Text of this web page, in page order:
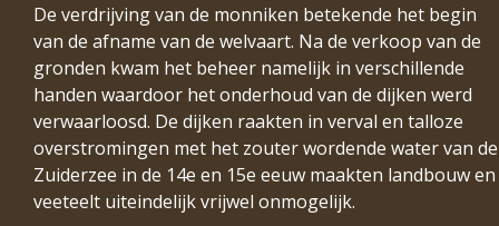
De verdrijving van de monniken betekende het begin
van de afname van de welvaart. Na de verkoop van de
gronden kwam het beheer namelijk in verschillende
handen waardoor het onderhoud van de dijken werd
verwaarloosd. De dijken raakten in verval en talloze
overstromingen met het zouter wordende water van de
Zuiderzee in de 14e en 15e eeuw maakten landbouw en
veeteelt uiteindelijk vrijwel onmogelijk.